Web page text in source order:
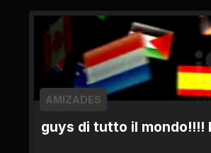
AMIZADES